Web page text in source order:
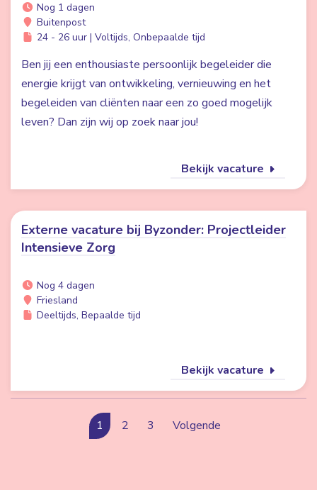
Nog 1 dagen
Buitenpost
24 - 26 uur | Voltijds, Onbepaalde tijd
Ben jij een enthousiaste persoonlijk begeleider die
energie krijgt van ontwikkeling, vernieuwing en het
begeleiden van cliënten naar een zo goed mogelijk
leven? Dan zijn wij op zoek naar jou!
Bekijk vacature
Externe vacature bij Byzonder: Projectleider
Intensieve Zorg
Nog 4 dagen
Friesland
Deeltijds, Bepaalde tijd
Bekijk vacature
1 2 3 Volgende